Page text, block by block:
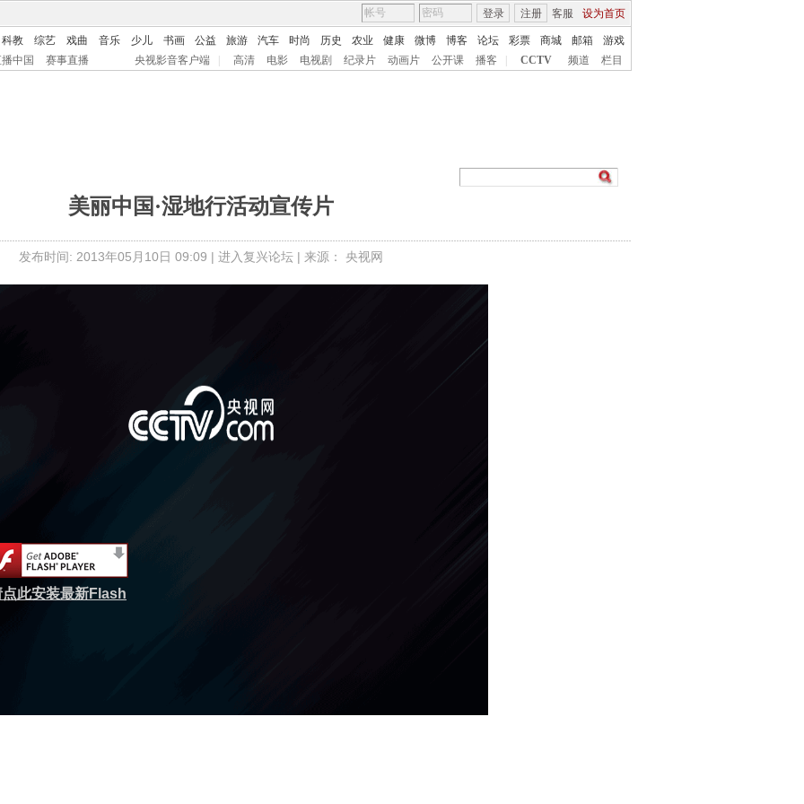
客服 设为首页
登录 注册
科教 综艺 戏曲 音乐 少儿 书画 公益 旅游 汽车 时尚 历史 农业 健康 微博 博客 论坛 彩票 商城 邮箱
游戏
中国
赛事直播 央视影音客户端 高清 电影 电视剧 纪录片 动画片 公开课 播客 CCTV 频道 栏目
美丽中国·湿地行活动宣传片
发布时间: 2013年05月10日 09:09 | 进入复兴论坛 | 来源： 央视网
点此安装最新Flash